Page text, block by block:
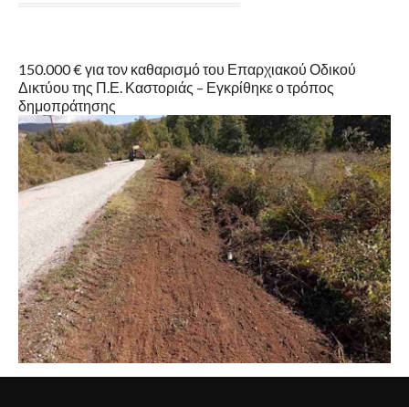
150.000 € για τον καθαρισμό του Επαρχιακού Οδικού
Δικτύου της Π.Ε. Καστοριάς – Εγκρίθηκε ο τρόπος
δημοπράτησης